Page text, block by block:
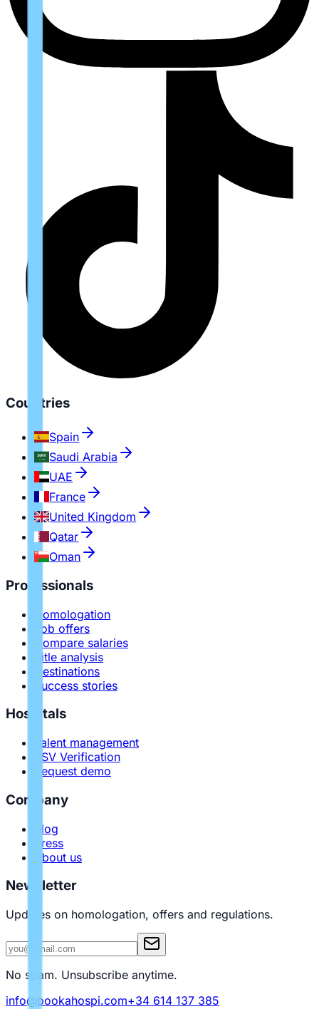
Countries
Spain
Saudi Arabia
UAE
France
United Kingdom
Qatar
Oman
Professionals
Homologation
Job offers
Compare salaries
Title analysis
Destinations
Success stories
Hospitals
Talent management
PSV Verification
Request demo
Company
Blog
Press
About us
Newsletter
Updates on homologation, offers and regulations.
No spam. Unsubscribe anytime.
info@bookahospi.com+34 614 137 385